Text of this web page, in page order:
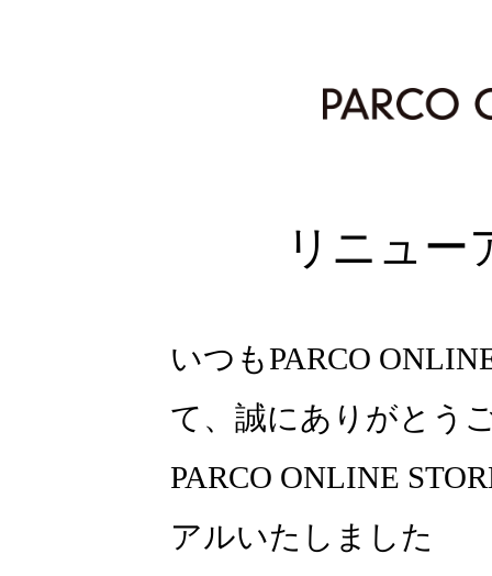
リニュー
いつもPARCO
て、誠にありがとう
PARCO ONLINE
アルいたしました